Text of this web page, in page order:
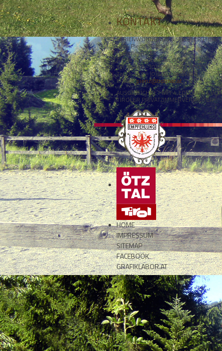
KONTAKT
FERIENWOHNUNGN & -HÄUSER PIENZ
Fam. Pienz-Bobnar
Haderlehn 15
A - 6432 Sautens im Ötztal
Tel. 1: +43 - (0)699 / 18411250
Tel. 2: +43 - (0)660 / 4344896
E-Mail:pienz@bobnar.at
AUSGEZEICHNET MIT 4 EDELWEISS
TIROLER PRIVATZIMMERVERMIETER
HOME
IMPRESSUM
SITEMAP
FACEBOOK
GRAFIKLABOR.AT
LOGIN